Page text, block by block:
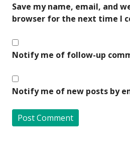
Save my name, email, and
browser for the next time I
Notify me of follow-up
Notify me of new posts by